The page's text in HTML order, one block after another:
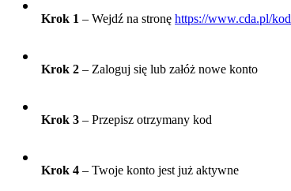
Krok 1 – Wejdź na stronę https://www.cda.pl/kod
Krok 2 – Zaloguj się lub załóż nowe konto
Krok 3 – Przepisz otrzymany kod
Krok 4 – Twoje konto jest już aktywne